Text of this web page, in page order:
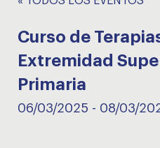
Curso de
Extremidad
Primaria
06/03/2025 - 08/03/